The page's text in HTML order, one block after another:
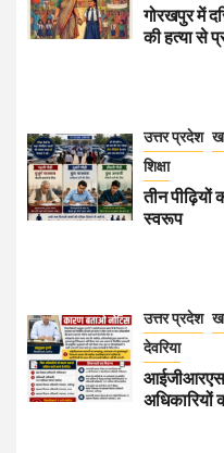
गोरखपुर में
की हत्या से
उत्तर प्रदेश
शिक्षा
तीन पीढ़ियों
स्वरूप
उत्तर प्रदेश
देवरिया
आईजीआरएस
अधिकारियों